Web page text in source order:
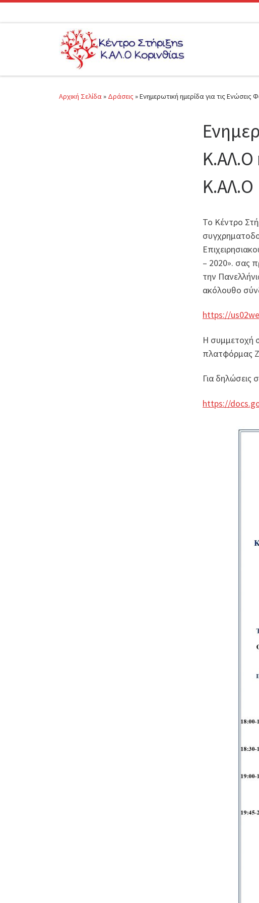
Αρχική Σελίδα » Δράσεις »Ενημερωτική ημερίδα για τις
Κ.ΑΛ.Ο
Κ.ΑΛ.O
Το Κέντρο
– 2020». σας
την
ακόλουθο
https://
Η συμμετοχή
πλατφόρμας
Για
https://